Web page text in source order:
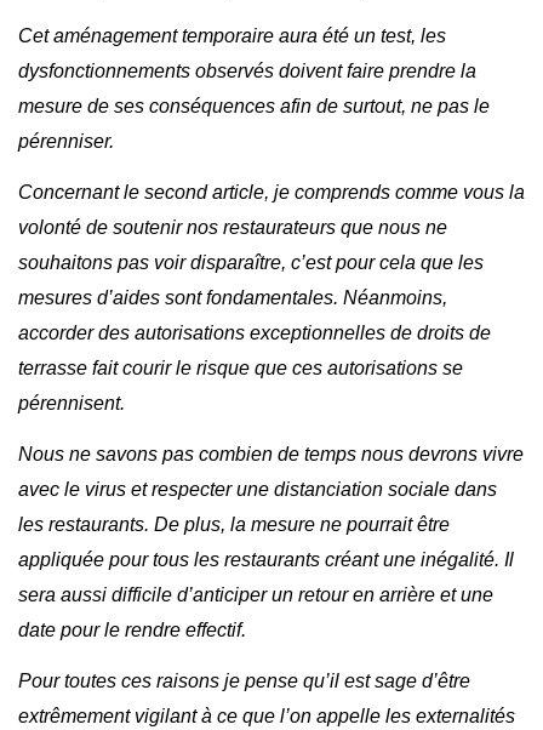
Cet aménagement temporaire aura été un test, les
dysfonctionnements observés doivent faire prendre la
mesure de ses conséquences afin de surtout, ne pas le
pérenniser.
Concernant le second article, je comprends comme vous la
volonté de soutenir nos restaurateurs que nous ne
souhaitons pas voir disparaître, c’est pour cela que les
mesures d’aides sont fondamentales. Néanmoins,
accorder des autorisations exceptionnelles de droits de
terrasse fait courir le risque que ces autorisations se
pérennisent.
Nous ne savons pas combien de temps nous devrons vivre
avec le virus et respecter une distanciation sociale dans
les restaurants. De plus, la mesure ne pourrait être
appliquée pour tous les restaurants créant une inégalité. Il
sera aussi difficile d’anticiper un retour en arrière et une
date pour le rendre effectif.
Pour toutes ces raisons je pense qu’il est sage d’être
extrêmement vigilant à ce que l’on appelle les externalités